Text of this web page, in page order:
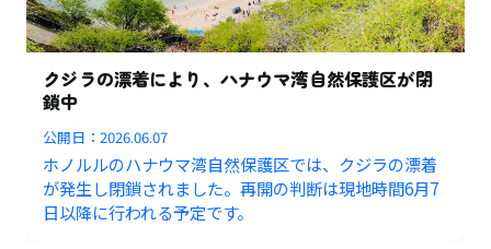
クジラの漂着により、ハナウマ湾自然保護区が閉
鎖中
公開日：2026.06.07
ホノルルのハナウマ湾自然保護区では、クジラの漂着
が発生し閉鎖されました。再開の判断は現地時間6月7
日以降に行われる予定です。